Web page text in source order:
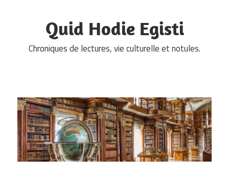
Quid Hodie Egisti
Chroniques de lectures, vie culturelle et notules.